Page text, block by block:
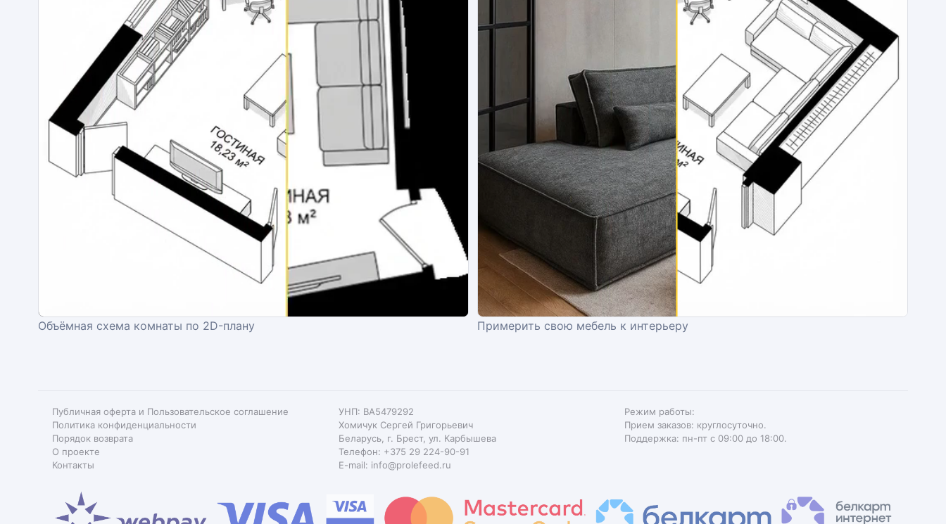
Объёмная схема комнаты по 2D-плану Примерить свою мебель к интерьеру
Публичная оферта и Пользовательское соглашение
Политика конфиденциальности
Порядок возврата
О проекте
Контакты
УНП: BA5479292
Хомичук Сергей Григорьевич
Беларусь, г. Брест, ул. Карбышева
Телефон: +375 29 224-90-91
E-mail: info@prolefeed.ru
Режим работы:
Прием заказов: круглосуточно.
Поддержка: пн-пт с 09:00 до 18:00.